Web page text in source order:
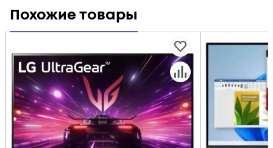
Похожие товары